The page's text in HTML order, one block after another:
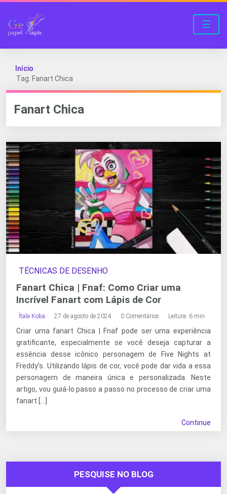
☰
Início
Tag: Fanart Chica
Fanart Chica
TÉCNICAS DE DESENHO
Fanart Chica | Fnaf: Como Criar uma
Incrível Fanart com Lápis de Cor
Ítala Koba 27 de agosto de 2024 0 Comentários Leitura: 6 min
Criar uma fanart Chica | Fnaf pode ser uma experiência
gratificante, especialmente se você deseja capturar a
essência desse icônico personagem de Five Nights at
Freddy’s. Utilizando lápis de cor, você pode dar vida a essa
personagem de maneira única e personalizada. Neste
artigo, vou guiá-lo passo a passo no processo de criar uma
fanart […]
Continue
PESQUISE NO BLOG